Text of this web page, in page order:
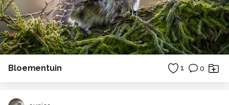
Bloementuin 1 0